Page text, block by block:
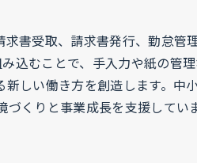
書受取、請求書発行、勤怠管
込むことで、手入力や紙の管
しい働き方を創造します。中
くりと事業成長を支援していま